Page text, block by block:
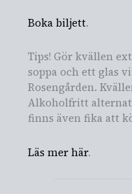
Boka biljett.
Tips! Gör kvällen
soppa och ett glas
Rosengården.
Alkoholfritt
finns även fika att
Läs mer här.